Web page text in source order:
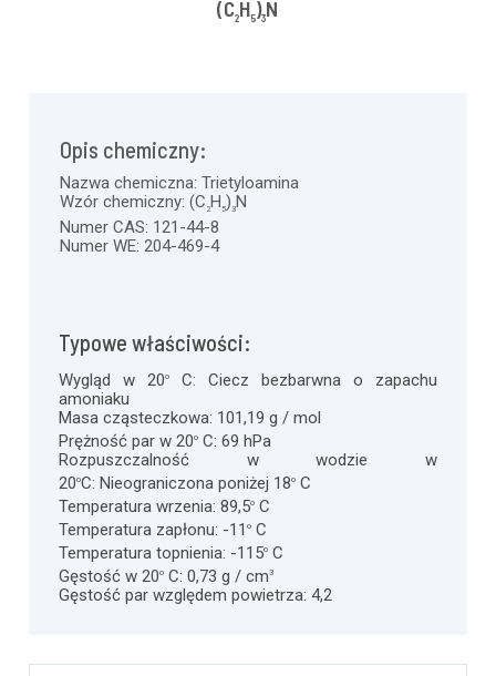
(C2H5)3N
Opis chemiczny:
Nazwa chemiczna: Trietyloamina
Wzór chemiczny: (C 2H5)3N
Numer CAS: 121-44-8
Numer WE: 204-469-4
Typowe właściwości:
Wygląd w 20oC:Ciecz bezbarwna o zapachu
amoniaku
Masa cząsteczkowa: 101,19 g / mol
Prężność par w 20oC: 69 hPa
Rozpuszczalność w wodzie w
20oC: Nieograniczona poniżej 18oC
Temperatura wrzenia: 89,5oC
Temperatura zapłonu: -11 oC
Temperatura topnienia: -115oC
Gęstość w 20oC: 0,73 g / cm3
Gęstość par względem powietrza: 4,2